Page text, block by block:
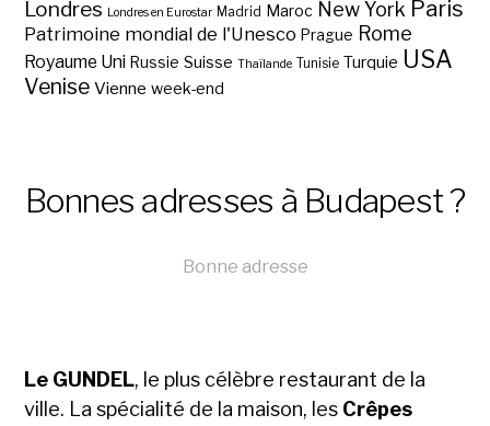
Londres Londres en Eurostar Madrid Maroc New York Paris
Patrimoine mondial de l'Unesco Prague Rome
Royaume Uni Russie Suisse Thaïlande Tunisie Turquie USA
Venise Vienne week-end
Bonnes adresses à Budapest ?
Bonne adresse
Le GUNDEL, le plus célèbre restaurant de la
ville. La spécialité de la maison, les Crêpes